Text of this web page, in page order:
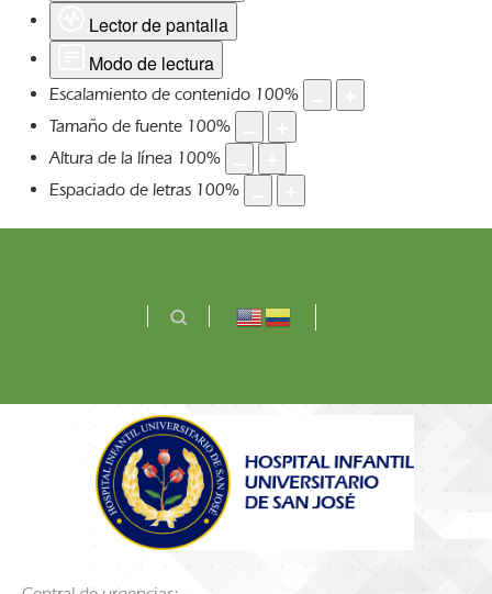
Lector de pantalla
Modo de lectura
Escalamiento de contenido 100%
Tamaño de fuente 100%
Altura de la línea 100%
Espaciado de letras 100%